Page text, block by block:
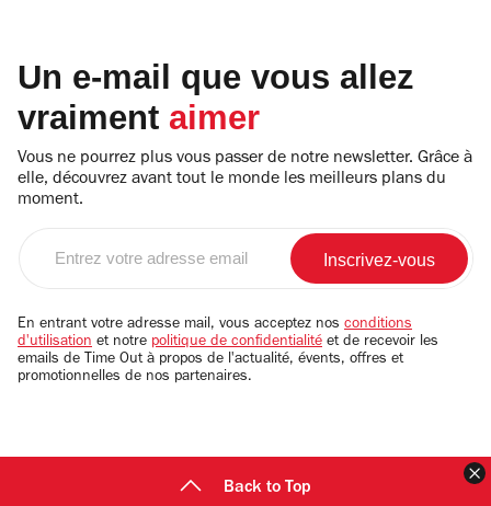
Un e-mail que vous allez
vraiment aimer
Vous ne pourrez plus vous passer de notre newsletter. Grâce à
elle, découvrez avant tout le monde les meilleurs plans du
moment.
email
En entrant votre adresse mail, vous acceptez nos conditions
d'utilisation et notre politique de confidentialité et de recevoir les
emails de Time Out à propos de l'actualité, évents, offres et
promotionnelles de nos partenaires.
Back to Top